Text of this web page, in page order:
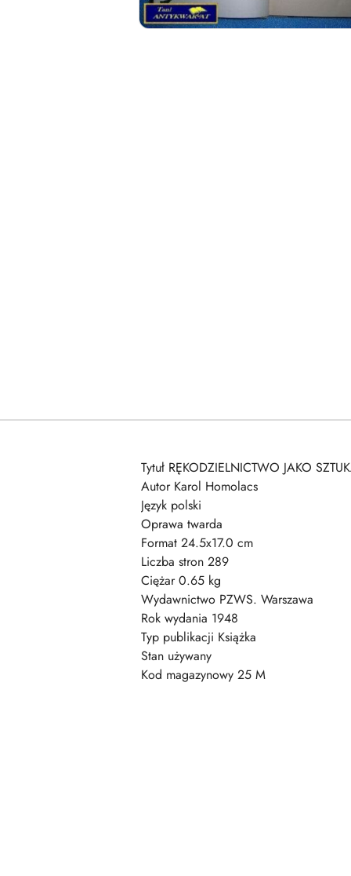
Tytuł RĘKODZIELNICTWO JAKO
Autor Karol Homolacs
Język polski
Oprawa twarda
Format 24.5x17.0 cm
Liczba stron 289
Ciężar 0.65 kg
Wydawnictwo PZWS. Warszawa
Rok wydania 1948
Typ publikacji Książka
Stan używany
Kod magazynowy 25 M